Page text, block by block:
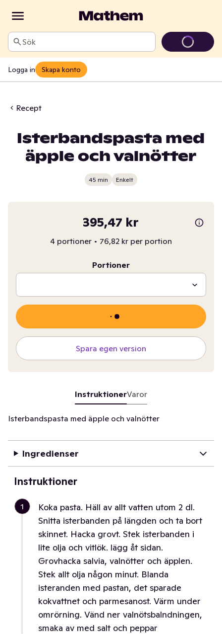
Sök
Logga in Skapa konto
Recept
Isterbandspasta med
äpple och valnötter
45 min Enkelt
395,47 kr
4 portioner • 76,82 kr per portion
Portioner
Spara egen version
InstruktionerVaror
Isterbandspasta med äpple och valnötter
Ingredienser
Instruktioner
1
Koka pasta. Häll av allt vatten utom 2 dl.
Snitta isterbanden på längden och ta bort
skinnet. Hacka grovt. Stek isterbanden i
lite olja och vitlök. lägg åt sidan.
Grovhacka salvia, valnötter och äpplen.
Stek allt olja någon minut. Blanda
isteranden med pastan, det sparade
kokvattnet och parmesanost. Värm under
omrörning. Vänd ner valnötsbalndningen,
smaka av med salt och peppar